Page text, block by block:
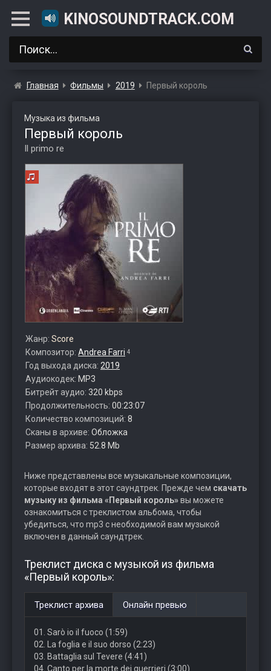
KINOSOUNDTRACK.COM
Главная Фильмы 2019 Первый король
Музыка из фильма
Первый король
Il primo re
Жанр: Score
Композитор: Andrea Farri 4
Год выхода диска: 2019
Аудиокодек: MP3
Битрейт аудио: 320 kbps
Продолжительность: 00:23:07
Количество композиций: 8
Сканы в архиве: Обложка
Размер архива: 52.8 Mb
Ниже представлены все музыкальные композиции,
которые входят в этот саундтрек. Прежде чем скачать
музыку из фильма «Первый король»вы можете
ознакомиться с треклистом альбома, чтобы
убедиться, что mp3 с необходимой вам музыкой
включен в данный саундтрек.
Треклист диска с музыкой из фильма
«Первый король»:
Треклист архива Онлайн превью
01. Sarò io il fuoco (1:59)
02. La foglia e il suo dorso (2:23)
03. Battaglia sul Tevere (4:41)
04. Canto per la morte dei guerrieri (3:00)